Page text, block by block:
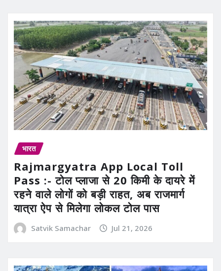
भारत
Rajmargyatra App Local Toll
Pass :- टोल प्लाजा से 20 किमी के दायरे में
रहने वाले लोगों को बड़ी राहत, अब राजमार्ग
यात्रा ऐप से मिलेगा लोकल टोल पास
Satvik Samachar Jul 21, 2026